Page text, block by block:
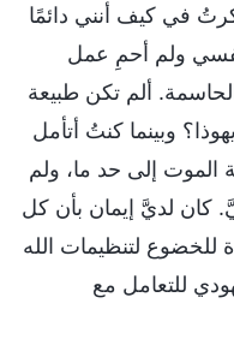
في كيف أنني دائمًا
ولم أحمِ عمل
ألم تكن طبيعة
وبينما كنتُ أتأمل
إلى حد ما، ولم
كان لديَّ إيمان بأن كل
لتنظيمات الله
للتعامل مع